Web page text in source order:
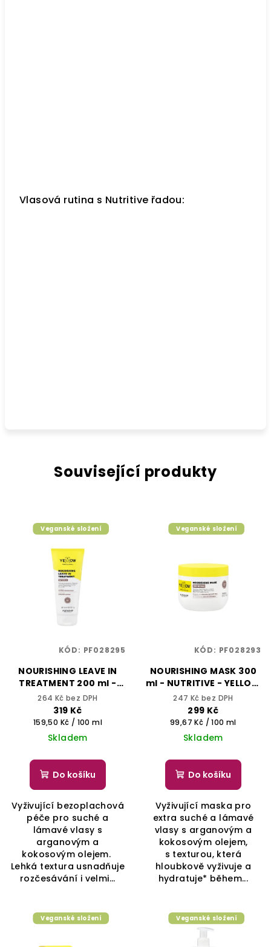
Vlasová rutina s Nutritive řadou:
Související produkty
Veganské složení
NOURISHING LEAVE IN
TREATMENT 200 ml -
NUTRITIVE - YELLOW
PROFESSIONAL
264 Kč bez DPH
319 Kč
Měrná
cena:
159,50 Kč / 100 ml
Skladem
Do košíku
Vyživující bezoplachová
péče pro suché a
lámavé vlasy s
arganovým a
kokosovým olejem.
Lehká textura usnadňuje
rozčesávání i velmi...
KÓD: PF028295
Veganské složení
NOURISHING MASK 300
ml - NUTRITIVE - YELLOW
PROFESSIONAL
247 Kč bez DPH
299 Kč
Měrná
cena:
99,67 Kč / 100 ml
Skladem
Do košíku
Vyživující maska pro
extra suché a lámavé
vlasy s arganovým a
kokosovým olejem,
s texturou, která
hloubkově vyživuje a
hydratuje* během...
KÓD: PF028293
Veganské složení Veganské složení